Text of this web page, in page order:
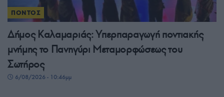
ΠΟΝΤΟΣ
Δήμος Καλαμαριάς: Υπερπαραγωγή ποντιακής
μνήμης το Πανηγύρι Μεταμορφώσεως του
Σωτήρος
6/08/2026 - 10:46μμ